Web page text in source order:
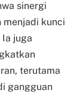
sinergi
menjadi kunci
juga
terutama
gangguan